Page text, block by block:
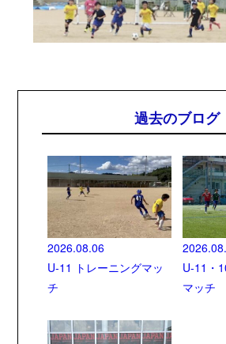
過去のブログ
2026.08.06
U-11 トレーニングマッ
チ
U-11・
マッチ